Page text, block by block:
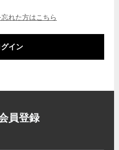
れた方はこちら
グイン
員登録